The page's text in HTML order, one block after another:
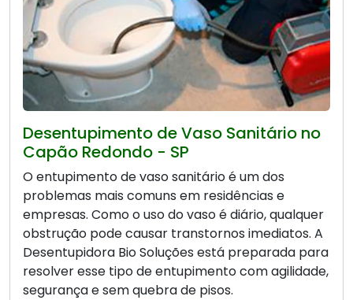
Desentupimento de Vaso Sanitário no
Capão Redondo - SP
O entupimento de vaso sanitário é um dos
problemas mais comuns em residências e
empresas. Como o uso do vaso é diário, qualquer
obstrução pode causar transtornos imediatos. A
Desentupidora Bio Soluções está preparada para
resolver esse tipo de entupimento com agilidade,
segurança e sem quebra de pisos.